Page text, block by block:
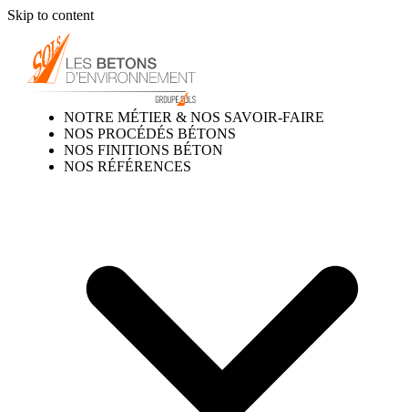
Skip to content
NOTRE MÉTIER & NOS SAVOIR-FAIRE
NOS PROCÉDÉS BÉTONS
NOS FINITIONS BÉTON
NOS RÉFÉRENCES